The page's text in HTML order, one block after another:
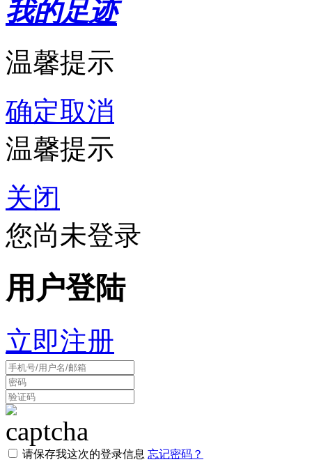
我的足迹
温馨提示
确定取消
温馨提示
关闭
您尚未登录
用户登陆
立即注册
请保存我这次的登录信息 忘记密码？